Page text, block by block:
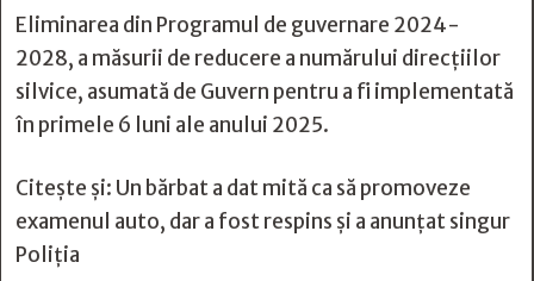
Eliminarea din Programul de guvernare 2024-
2028, a măsurii de reducere a numărului direcţiilor
silvice, asumată de Guvern pentru a fi implementată
în primele 6 luni ale anului 2025.
Citește și: Un bărbat a dat mită ca să promoveze
examenul auto, dar a fost respins și a anunțat singur
Poliția